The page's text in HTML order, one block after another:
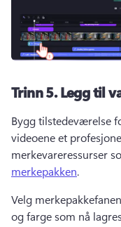
Trinn 5.Legg til
Bygg tilstedeværelse
videoene et
merkevareressurser
merkepakken.
Velg
og farge som nå